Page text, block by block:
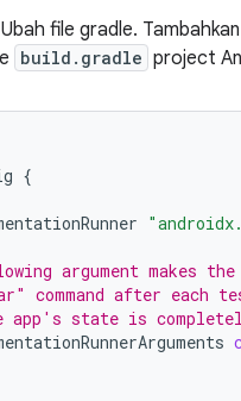
file gradle.
build.gradle project
{
argument makes
command after each
state is